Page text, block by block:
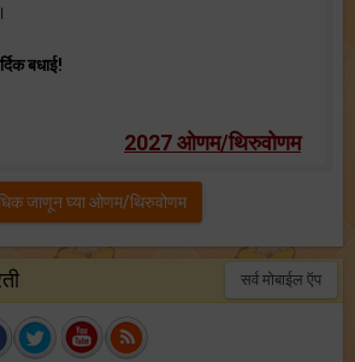
बधाई!
2027 ओणम/थिरुवोणम
जाणून घ्या ओणम/थिरुवोणम
सर्व मोबाईल ऍप